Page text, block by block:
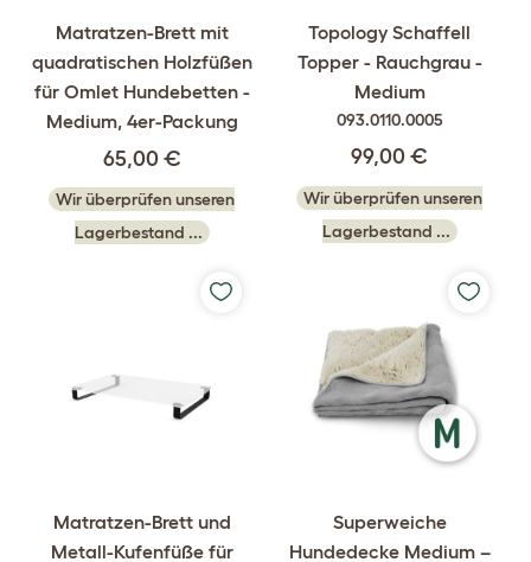
Matratzen-Brett mit
quadratischen Holzfüßen
für Omlet Hundebetten -
Medium, 4er-Packung
65,00 €
Wir überprüfen unseren
Lagerbestand ...
Topology Schaffell
Topper - Rauchgrau -
Medium
093.0110.0005
99,00 €
Wir überprüfen unseren
Lagerbestand ...
Matratzen-Brett und
Metall-Kufenfüße für
Superweiche
Hundedecke Medium –